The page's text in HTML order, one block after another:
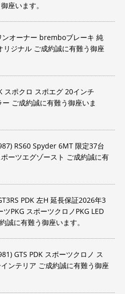
座います。
ンオーナー bremboブレーキ 純
ジナル ご成約誠に有難う御座
スポクロ スポエグ 20インチ
ご成約誠に有難う御座いま
RS60 Spyder 6MT 限定37台
ーツエグゾースト ご成約誠に有
PDK 左H 延長保証2026年3
PKG スポーツクロノPKG LED
誠に有難う御座います。
GTS PDK スポーツクロノ ス
ンテリア ご成約誠に有難う御座